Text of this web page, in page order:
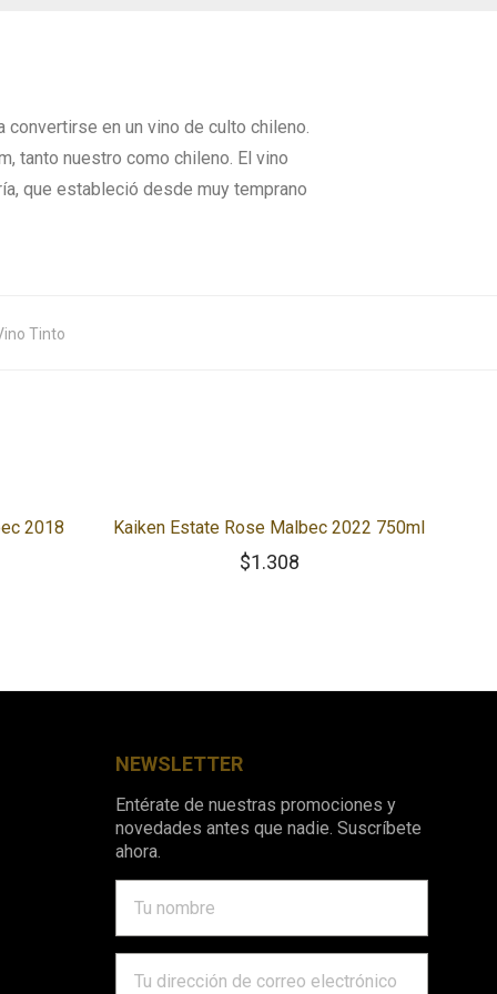
en un vino de culto chileno.
tanto nuestro como chileno. El vino
que estableció desde muy temprano
Tinto
2018
Kaiken Estate Rose Malbec 2022 750ml
$1.308
NEWSLETTER
Entérate de nuestras promociones y
novedades antes que nadie. Suscríbete
ahora.